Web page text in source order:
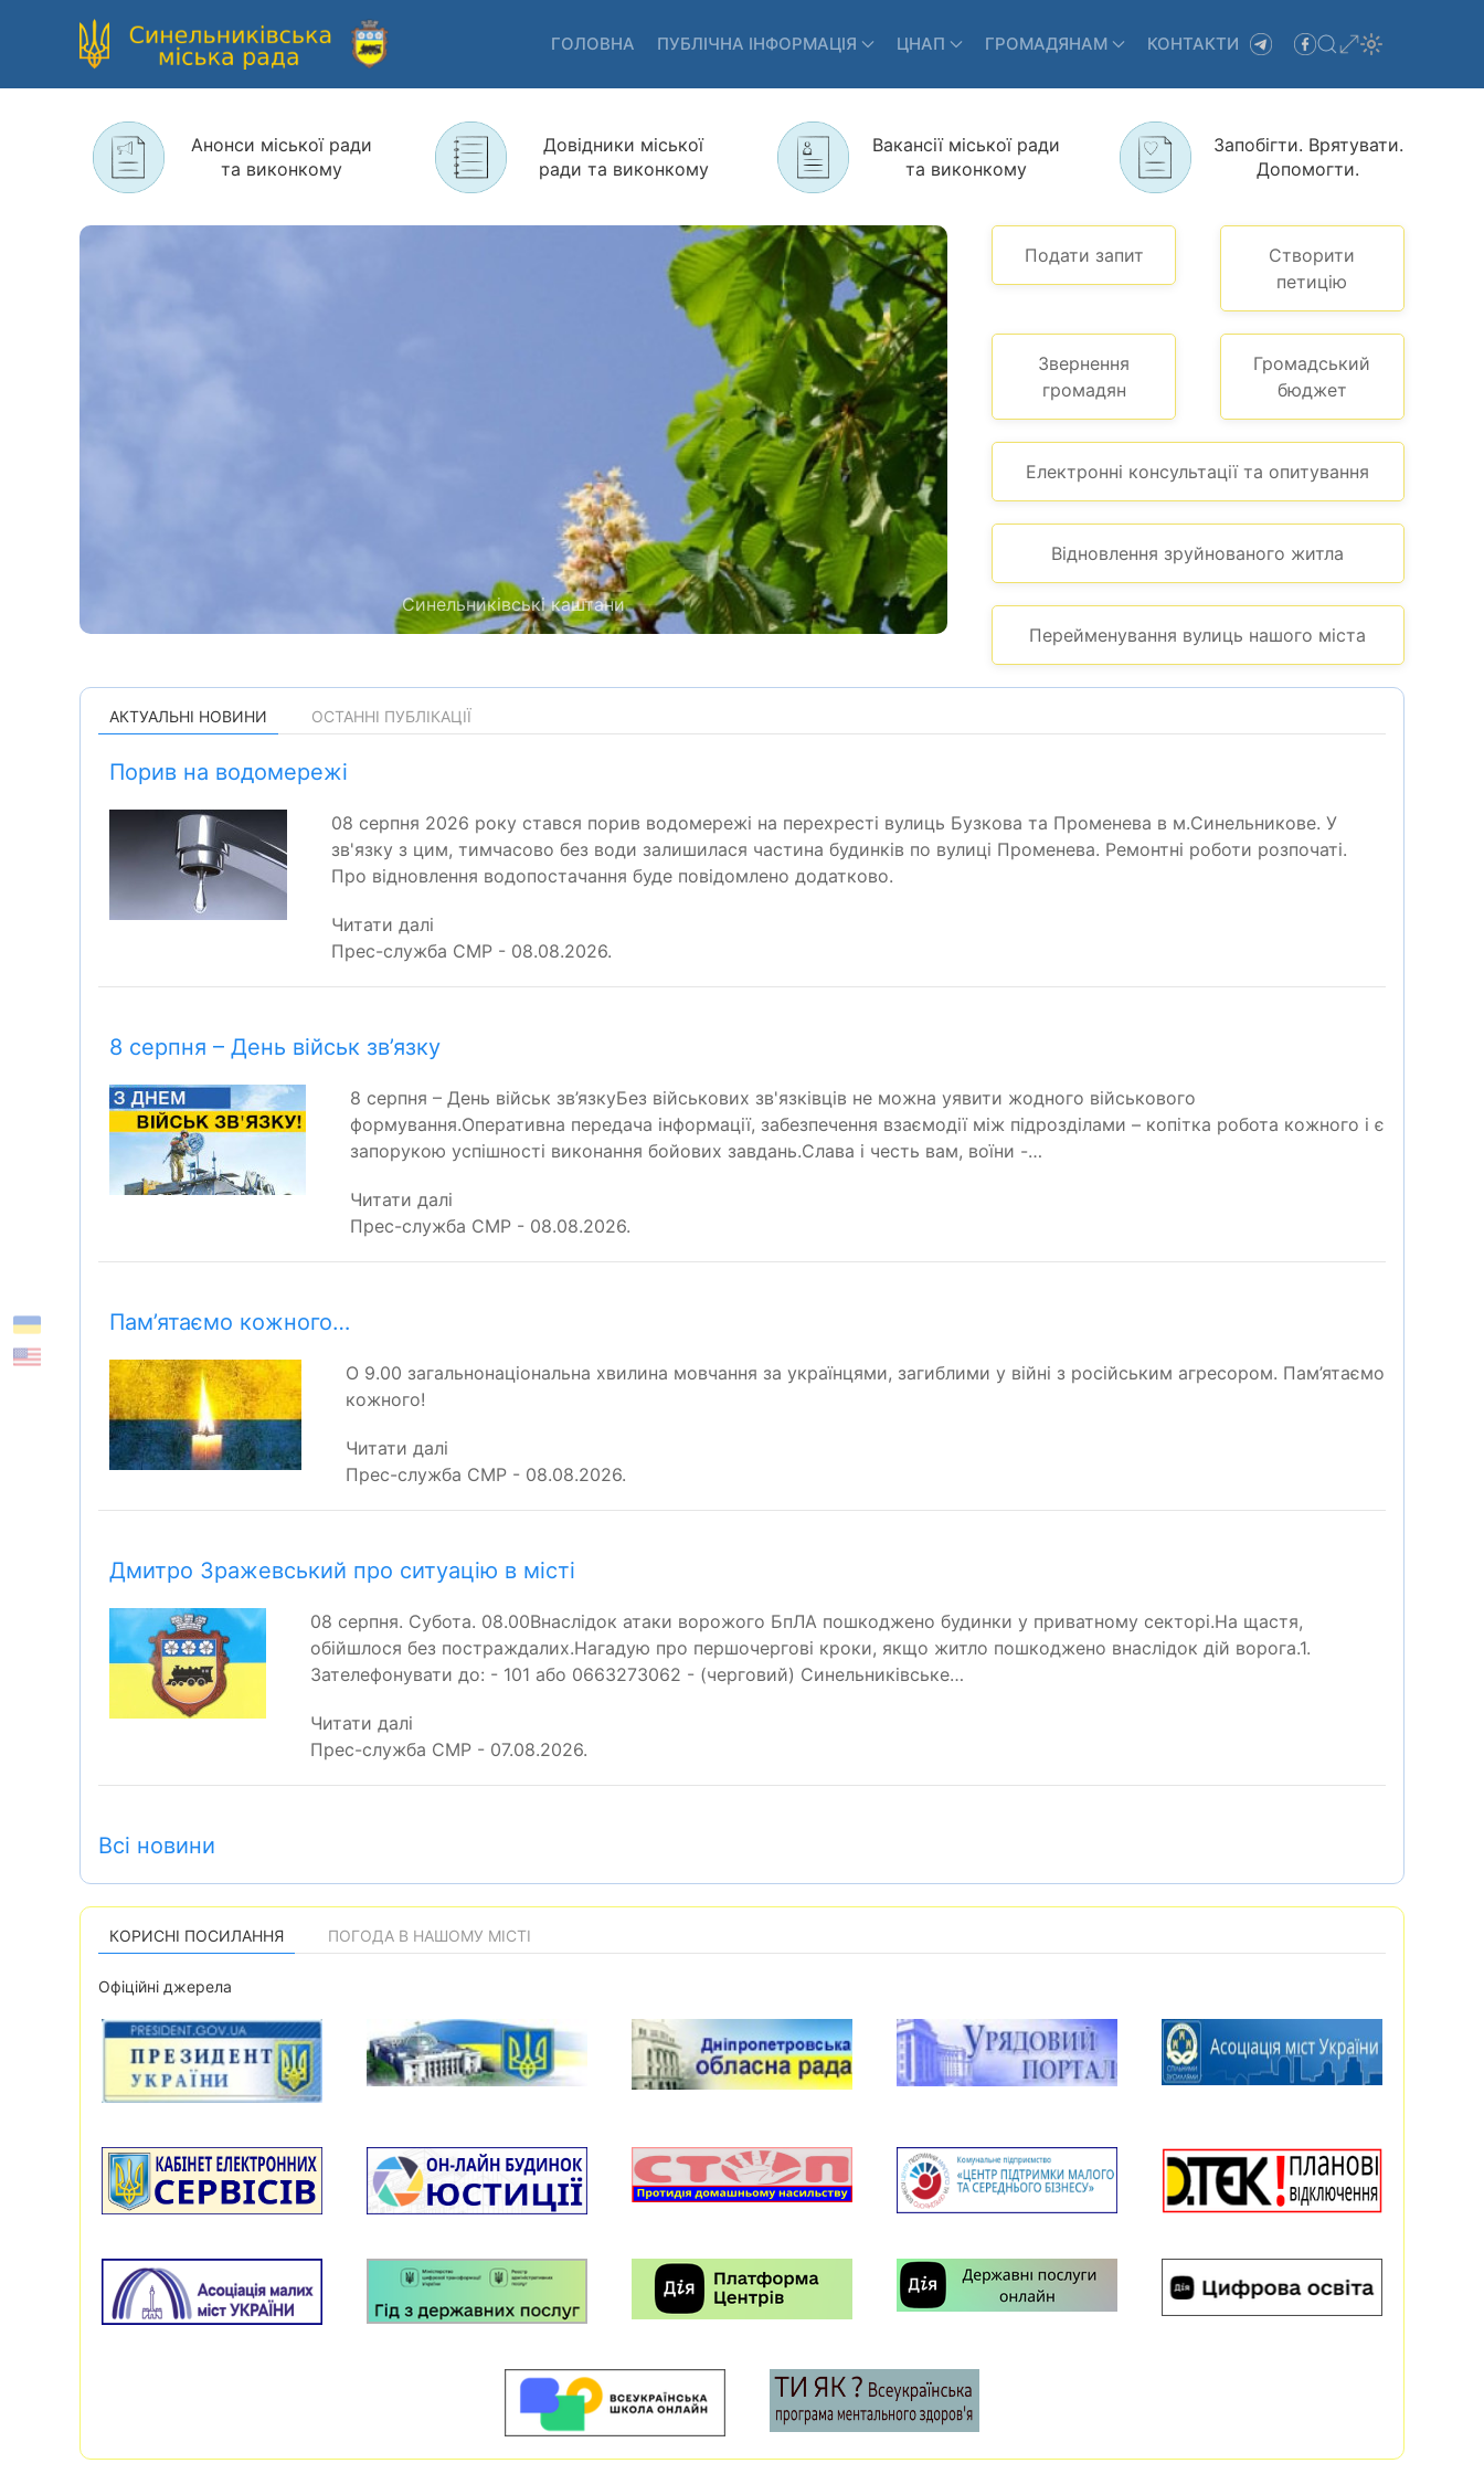
ГОЛОВНА ПУБЛІЧНА ІНФОРМАЦІЯ ЦНАП ГРОМАДЯНАМ КОНТАКТИ
Анонси міської ради
та виконкому
Довідники міської
ради та виконкому
Вакансії міської ради
та виконкому
Запобігти. Врятувати.
Допомогти.
Синельниківські каштани
Подати запит
Створити
петицію
Звернення
громадян
Громадський
бюджет
Електронні консультації та опитування
Відновлення зруйнованого житла
Перейменування вулиць нашого міста
АКТУАЛЬНІ НОВИНИ ОСТАННІ ПУБЛІКАЦІЇ
Порив на водомережі
08 серпня 2026 року стався порив водомережі на перехресті вулиць Бузкова та Променева в м.Синельникове. У
зв'язку з цим, тимчасово без води залишилася частина будинків по вулиці Променева. Ремонтні роботи розпочаті.
Про відновлення водопостачання буде повідомлено додатково.
Читати далі
Прес-служба СМР - 08.08.2026.
8 серпня – День військ зв’язку
8 серпня – День військ зв’язкуБез військових зв'язківців не можна уявити жодного військового
формування.Оперативна передача інформації, забезпечення взаємодії між підрозділами – копітка робота кожного і є
запорукою успішності виконання бойових завдань.Слава і честь вам, воїни -…
Читати далі
Прес-служба СМР - 08.08.2026.
Пам’ятаємо кожного…
О 9.00 загальнонацiональна хвилина мовчання за українцями, загиблими у вiйнi з російським агресором. Пам’ятаємо
кожного!
Читати далі
Прес-служба СМР - 08.08.2026.
Дмитро Зражевський про ситуацію в місті
08 серпня. Субота. 08.00Внаслідок атаки ворожого БпЛА пошкоджено будинки у приватному секторі.На щастя,
обійшлося без постраждалих.Нагадую про першочергові кроки, якщо житло пошкоджено внаслідок дій ворога.1.
Зателефонувати до: - 101 або 0663273062 - (черговий) Синельниківське…
Читати далі
Прес-служба СМР - 07.08.2026.
Всі новини
КОРИСНІ ПОСИЛАННЯ ПОГОДА В НАШОМУ МІСТІ
Офіційні джерела